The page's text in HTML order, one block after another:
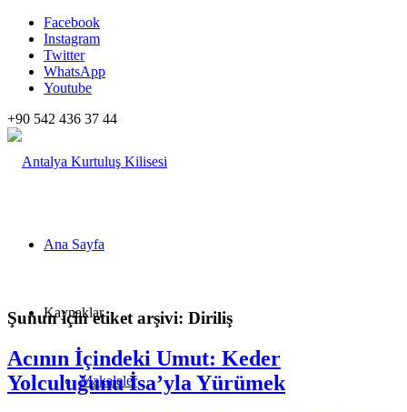
Facebook
Instagram
Twitter
WhatsApp
Youtube
+90 542 436 37 44
Ana Sayfa
Kaynaklar
Makaleler
Şunun için etiket arşivi: Diriliş
Acının İçindeki Umut: Keder
Yolculuğunu İsa’yla Yürümek